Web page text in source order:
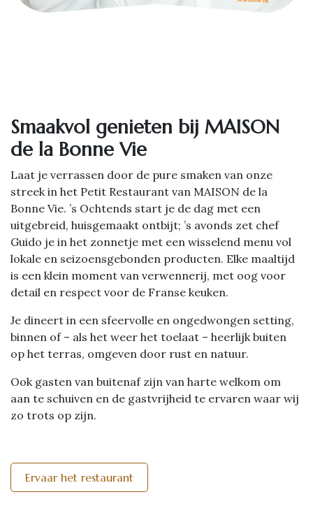
Smaakvol genieten bij MAISON
de la Bonne Vie
Laat je verrassen door de pure smaken van onze
streek in het Petit Restaurant van MAISON de la
Bonne Vie. ’s Ochtends start je de dag met een
uitgebreid, huisgemaakt ontbijt; ’s avonds zet chef
Guido je in het zonnetje met een wisselend menu vol
lokale en seizoensgebonden producten. Elke maaltijd
is een klein moment van verwennerij, met oog voor
detail en respect voor de Franse keuken.
Je dineert in een sfeervolle en ongedwongen setting,
binnen of – als het weer het toelaat – heerlijk buiten
op het terras, omgeven door rust en natuur.
Ook gasten van buitenaf zijn van harte welkom om
aan te schuiven en de gastvrijheid te ervaren waar wij
zo trots op zijn.
Ervaar het restaurant